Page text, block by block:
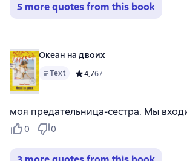
5 more quotes from this book
Океан на двоих
Text Средний рейтинг 4,7 на основе
4,767
моя предательница-сестра. Мы
0 0